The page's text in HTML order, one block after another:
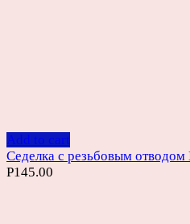
Add to cart
Седелка с резьбовым
Р145.00